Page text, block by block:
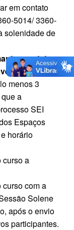
em contato
5014/ 3360-
solenidade de
contato
de email
menos 3
a
SEI
Espaços
horário
curso a
com a
Solene
após o envio
participantes.